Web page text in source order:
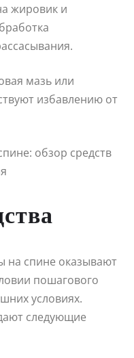
жировик и
мазь или
избавлению от
на спине оказывают
пошагового
условиях.
следующие